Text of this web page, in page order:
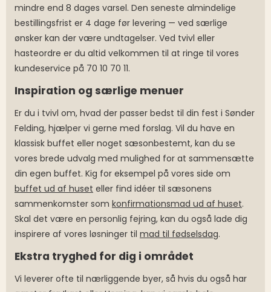
mindre end 8 dages varsel. Den seneste almindelige
bestillingsfrist er 4 dage før levering — ved særlige
ønsker kan der være undtagelser. Ved tvivl eller
hasteordre er du altid velkommen til at ringe til vores
kundeservice på 70 10 70 11.
Inspiration og særlige menuer
Er du i tvivl om, hvad der passer bedst til din fest i Sønder
Felding, hjælper vi gerne med forslag. Vil du have en
klassisk buffet eller noget sæsonbestemt, kan du se
vores brede udvalg med mulighed for at sammensætte
din egen buffet. Kig for eksempel på vores side om
buffet ud af huset eller find idéer til sæsonens
sammenkomster som konfirmationsmad ud af huset.
Skal det være en personlig fejring, kan du også lade dig
inspirere af vores løsninger til mad til fødselsdag.
Ekstra tryghed for dig i området
Vi leverer ofte til nærliggende byer, så hvis du også har